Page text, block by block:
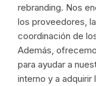
rebranding. Nos
los proveedores,
coordinación de
Además,
para ayudar a
interno y a adquirir